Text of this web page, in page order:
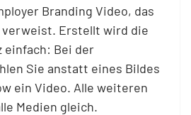
Branding Video, das
Erstellt wird die
einfach: Bei der
Sie anstatt eines Bildes
ein Video. Alle weiteren
Medien gleich.